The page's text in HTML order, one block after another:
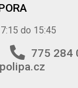
do 15:45
775 284